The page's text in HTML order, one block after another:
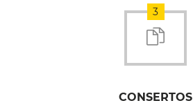
3
CONSERTOS